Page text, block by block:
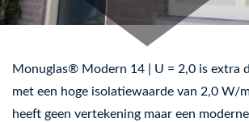
Monuglas® Modern 14 | U = 2,0 is extra
met een hoge isolatiewaarde van 2,0 W/
heeft geen vertekening maar een